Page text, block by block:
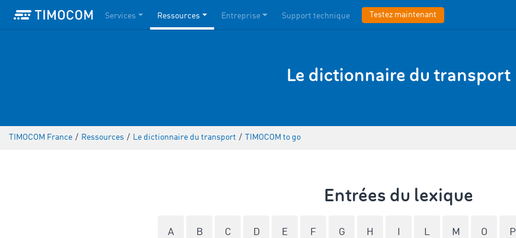
Services Ressources Entreprise Support technique Testez maintenant
Le dictionnaire du transport
TIMOCOM France / Ressources / Le dictionnaire du transport / TIMOCOM to go
Entrées du lexique
A B C D E F G H L M O P